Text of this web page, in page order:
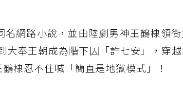
名網路小說，並由陸劇男神王鶴棣領
大奉王朝成為階下囚「許七安」，穿
棣忍不住喊「簡直是地獄模式」！